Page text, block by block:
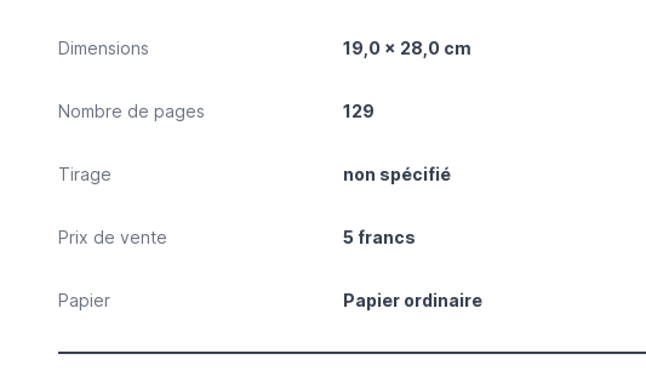
Dimensions 19,0 x 28,0 cm
Nombre de pages 129
Tirage non spécifié
Prix de vente 5 francs
Papier Papier ordinaire